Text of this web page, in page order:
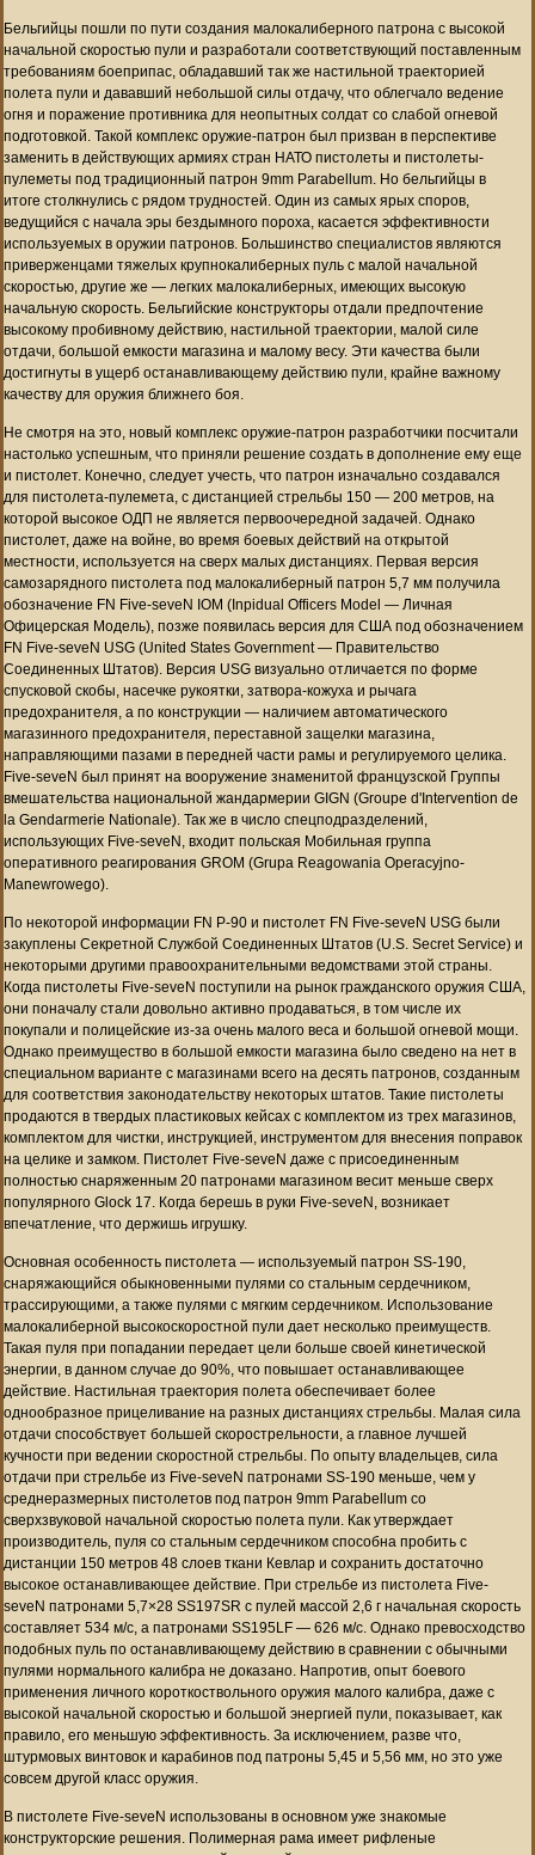
Бельгийцы пошли по пути создания малокалиберного патрона с высокой
начальной скоростью пули и разработали соответствующий поставленным
требованиям боеприпас, обладавший так же настильной траекторией
полета пули и дававший небольшой силы отдачу, что облегчало ведение
огня и поражение противника для неопытных солдат со слабой огневой
подготовкой. Такой комплекс оружие-патрон был призван в перспективе
заменить в действующих армиях стран НАТО пистолеты и пистолеты-
пулеметы под традиционный патрон 9mm Parabellum. Но бельгийцы в
итоге столкнулись с рядом трудностей. Один из самых ярых споров,
ведущийся с начала эры бездымного пороха, касается эффективности
используемых в оружии патронов. Большинство специалистов являются
приверженцами тяжелых крупнокалиберных пуль с малой начальной
скоростью, другие же — легких малокалиберных, имеющих высокую
начальную скорость. Бельгийские конструкторы отдали предпочтение
высокому пробивному действию, настильной траектории, малой силе
отдачи, большой емкости магазина и малому весу. Эти качества были
достигнуты в ущерб останавливающему действию пули, крайне важному
качеству для оружия ближнего боя.
Не смотря на это, новый комплекс оружие-патрон разработчики посчитали
настолько успешным, что приняли решение создать в дополнение ему еще
и пистолет. Конечно, следует учесть, что патрон изначально создавался
для пистолета-пулемета, с дистанцией стрельбы 150 — 200 метров, на
которой высокое ОДП не является первоочередной задачей. Однако
пистолет, даже на войне, во время боевых действий на открытой
местности, используется на сверх малых дистанциях. Первая версия
самозарядного пистолета под малокалиберный патрон 5,7 мм получила
обозначение FN Five-seveN IOM (Inpidual Officers Model — Личная
Офицерская Модель), позже появилась версия для США под обозначением
FN Five-seveN USG (United States Government — Правительство
Соединенных Штатов). Версия USG визуально отличается по форме
спусковой скобы, насечке рукоятки, затвора-кожуха и рычага
предохранителя, а по конструкции — наличием автоматического
магазинного предохранителя, переставной защелки магазина,
направляющими пазами в передней части рамы и регулируемого целика.
Five-seveN был принят на вооружение знаменитой французской Группы
вмешательства национальной жандармерии GIGN (Groupe d'Intervention de
la Gendarmerie Nationale). Так же в число спецподразделений,
использующих Five-seveN, входит польская Мобильная группа
оперативного реагирования GROM (Grupa Reagowania Operacyjno-
Manewrowego).
По некоторой информации FN P-90 и пистолет FN Five-seveN USG были
закуплены Секретной Службой Соединенных Штатов (U.S. Secret Service) и
некоторыми другими правоохранительными ведомствами этой страны.
Когда пистолеты Five-seveN поступили на рынок гражданского оружия США,
они поначалу стали довольно активно продаваться, в том числе их
покупали и полицейские из-за очень малого веса и большой огневой мощи.
Однако преимущество в большой емкости магазина было сведено на нет в
специальном варианте с магазинами всего на десять патронов, созданным
для соответствия законодательству некоторых штатов. Такие пистолеты
продаются в твердых пластиковых кейсах с комплектом из трех магазинов,
комплектом для чистки, инструкцией, инструментом для внесения поправок
на целике и замком. Пистолет Five-seveN даже с присоединенным
полностью снаряженным 20 патронами магазином весит меньше сверх
популярного Glock 17. Когда берешь в руки Five-seveN, возникает
впечатление, что держишь игрушку.
Основная особенность пистолета — используемый патрон SS-190,
снаряжающийся обыкновенными пулями со стальным сердечником,
трассирующими, а также пулями с мягким сердечником. Использование
малокалиберной высокоскоростной пули дает несколько преимуществ.
Такая пуля при попадании передает цели больше своей кинетической
энергии, в данном случае до 90%, что повышает останавливающее
действие. Настильная траектория полета обеспечивает более
однообразное прицеливание на разных дистанциях стрельбы. Малая сила
отдачи способствует большей скорострельности, а главное лучшей
кучности при ведении скоростной стрельбы. По опыту владельцев, сила
отдачи при стрельбе из Five-seveN патронами SS-190 меньше, чем у
среднеразмерных пистолетов под патрон 9mm Parabellum со
сверхзвуковой начальной скоростью полета пули. Как утверждает
производитель, пуля со стальным сердечником способна пробить с
дистанции 150 метров 48 слоев ткани Кевлар и сохранить достаточно
высокое останавливающее действие. При стрельбе из пистолета Five-
seveN патронами 5,7×28 SS197SR с пулей массой 2,6 г начальная скорость
составляет 534 м/с, а патронами SS195LF — 626 м/с. Однако превосходство
подобных пуль по останавливающему действию в сравнении с обычными
пулями нормального калибра не доказано. Напротив, опыт боевого
применения личного короткоствольного оружия малого калибра, даже с
высокой начальной скоростью и большой энергией пули, показывает, как
правило, его меньшую эффективность. За исключением, разве что,
штурмовых винтовок и карабинов под патроны 5,45 и 5,56 мм, но это уже
совсем другой класс оружия.
В пистолете Five-seveN использованы в основном уже знакомые
конструкторские решения. Полимерная рама имеет рифленые